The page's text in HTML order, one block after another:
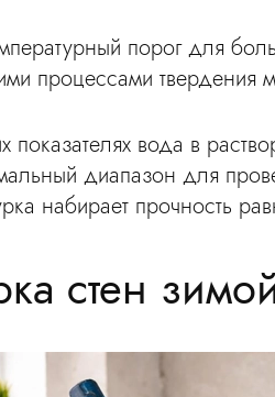
порог для
процессами твердения
вода в
диапазон для
набирает прочность
стен